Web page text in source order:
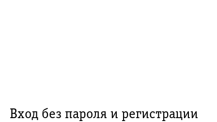
Вход без пароля и регистрации